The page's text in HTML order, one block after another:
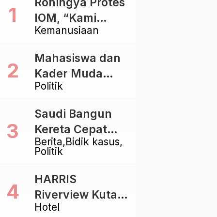
Kemanusiaan
IOM, “Kami
dibiarkan Mati
Politik
Mahasiswa dan
Kader Muda
Ramaikan Forum
Golkar di
Singaraja
Berita Bidik kasus
Politik
Saudi Bangun
Kereta Cepat
Rp112 Triliun,
Proyek Rp116
Triliun yang
Baru Sampai
Hotel
HARRIS
Riverview Kuta
Bali Tawarkan